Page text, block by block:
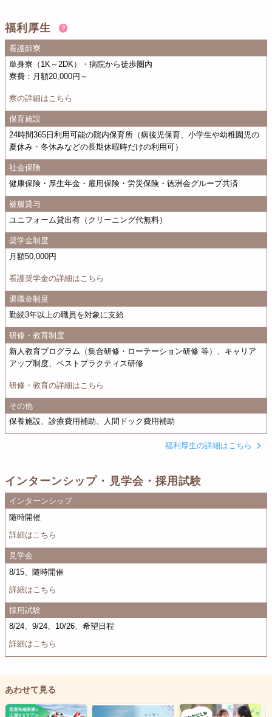
福利厚生
看護師寮
単身寮（1K～2DK）・病院から徒歩圏内
寮費：月額20,000円～
寮の詳細はこちら
保育施設
24時間365日利用可能の院内保育所（病後児保育、小学生や幼稚園児の
夏休み・冬休みなどの長期休暇時だけの利用可）
社会保険
健康保険・厚生年金・雇用保険・労災保険・徳洲会グループ共済
被服貸与
ユニフォーム貸出有（クリーニング代無料）
奨学金制度
月額50,000円
看護奨学金の詳細はこちら
退職金制度
勤続3年以上の職員を対象に支給
研修・教育制度
新人教育プログラム（集合研修・ローテーション研修 等）、キャリア
アップ制度、ベストプラクティス研修
研修・教育の詳細はこちら
その他
保養施設、診療費用補助、人間ドック費用補助
福利厚生の詳細はこちら
インターンシップ・見学会・採用試験
インターンシップ
随時開催
詳細はこちら
見学会
8/15、随時開催
詳細はこちら
採用試験
8/24、9/24、10/26、希望日程
詳細はこちら
あわせて見る